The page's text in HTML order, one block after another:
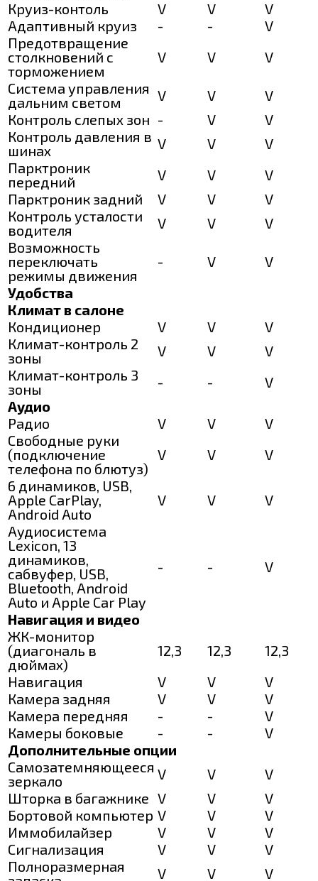
Круиз-контоль
V V
V
Адаптивный круиз
- -
V
Предотвращение
столкновений с
торможением
V V
V
Система управления
дальним светом
V V
V
Контроль слепых зон - V
V
Контроль давления в
шинах
V V
V
Парктроник
передний
V V
V
Парктроник задний
V V
V
Контроль усталости
водителя
V V
V
Возможность
переключать
режимы движения
- V
V
Удобства
Климат в салоне
Кондиционер
V V
V
Климат-контроль 2
зоны
V V
V
Климат-контроль 3
зоны
- -
V
Аудио
Радио
V V
V
Свободные руки
(подключение
телефона по блютуз)
V V
V
6 динамиков, USB,
Apple CarPlay,
Android Auto
V V
V
Аудиосистема
Lexicon, 13
динамиков,
сабвуфер, USB,
Bluetooth, Android
Auto и Apple Car Play
- - V
Навигация и видео
ЖК-монитор
(диагональ в
дюймах)
12,3 12,3
12,3
Навигация
V V
V
Камера задняя
V V
V
Камера передняя
- -
V
Камеры боковые
- -
V
Дополнительные опции
Самозатемняющееся
зеркало
V V
V
Шторка в багажнике V V
V
Бортовой компьютер V V
V
Иммобилайзер
V V
V
Сигнализация
V V
V
Полноразмерная
V V V